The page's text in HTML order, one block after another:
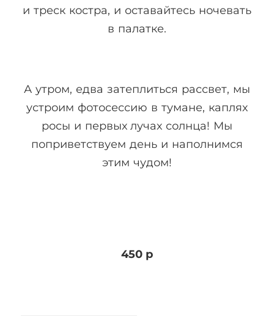
и треск костра, и оставайтесь ночевать
в палатке.
А утром, едва затеплиться рассвет, мы
устроим фотосессию в тумане, каплях
росы и первых лучах солнца! Мы
поприветствуем день и наполнимся
этим чудом!
450 р